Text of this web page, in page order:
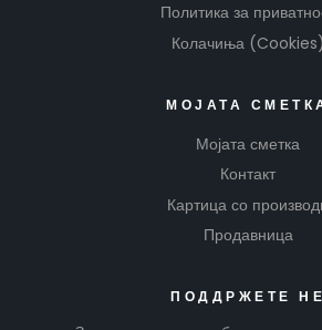
Политика за
Колачиња (Cookies)
МОЈАТА
Мојата сметка
Контакт
Картица со
Продавница
ПОДДРЖЕТЕ НЕ